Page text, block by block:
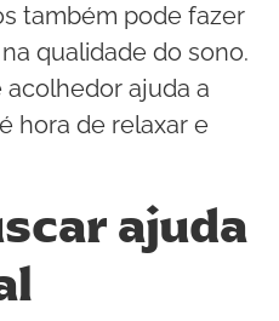
também pode fazer
qualidade do sono.
ajuda a
hora de relaxar e
ajuda